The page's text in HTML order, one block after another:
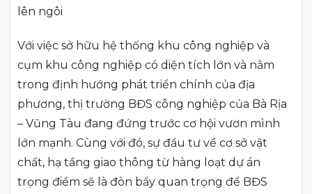
lên ngôi
Với việc sở hữu hệ thống khu công nghiệp và
cụm khu công nghiệp có diện tích lớn và nằm
trong định hướng phát triển chính của địa
phương, thị trường BĐS công nghiệp của Bà Rịa
– Vũng Tàu đang đứng trước cơ hội vươn mình
lớn mạnh. Cùng với đó, sự đầu tư về cơ sở vật
chất, hạ tầng giao thông từ hàng loạt dự án
trọng điểm sẽ là đòn bẩy quan trọng để BĐS